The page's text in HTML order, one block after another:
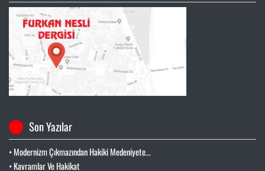
Son Yazılar
• Modernizm Çıkmazından Hakiki Medeniyete...
• Kavramlar Ve Hakikat